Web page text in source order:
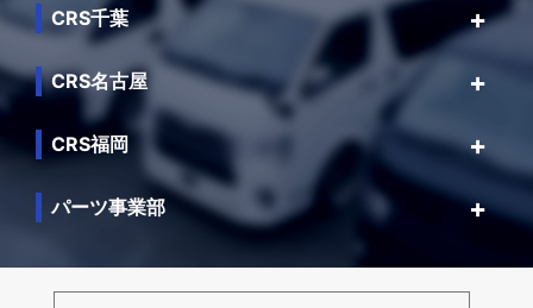
CRS千葉
CRS名古屋
CRS福岡
パーツ事業部